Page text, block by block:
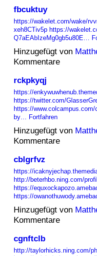
fbcuktuy
https://wakelet.com/wake/
xeh8CTiv5p https://
Q7aEAbIzeMg0gb5u80E…
Hinzugefügt von
Kommentare
rckpkyqj
https://
https://twitter.com/
https://www.colcampus.com/
by…
Fortfahren
Hinzugefügt von
Kommentare
cblgrfvz
https://
http://beterhbo.ning.com/
https://
https://
Hinzugefügt von
Kommentare
cgnftclb
http://taylorhicks.ning.com/